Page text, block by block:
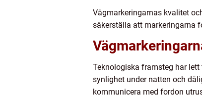
Vägmarkeringarnas kvalitet
säkerställa att markeringarna
Teknologiska framsteg har
synlighet under natten och
kommunicera med fordon